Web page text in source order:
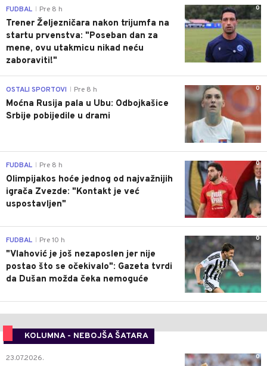
0
FUDBAL Pre 8 h
Trener Željezničara nakon trijumfa na
startu prvenstva: "Poseban dan za
mene, ovu utakmicu nikad neću
zaboraviti!"
0
OSTALI SPORTOVI Pre 8 h
Moćna Rusija pala u Ubu: Odbojkašice
Srbije pobijedile u drami
0
FUDBAL Pre 8 h
Olimpijakos hoće jednog od najvažnijih
igrača Zvezde: "Kontakt je već
uspostavljen"
0
FUDBAL Pre 10 h
"Vlahović je još nezaposlen jer nije
postao što se očekivalo": Gazeta tvrdi
da Dušan možda čeka nemoguće
KOLUMNA - NEBOJŠA ŠATARA
0
23.07.2026.